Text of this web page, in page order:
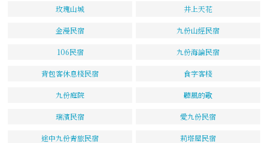
玫瑰山城 井上天花
金漫民宿 九份山經民宿
106民宿 九份海論民宿
背包客休息棧民宿 食字客棧
九份庭院 聽風的歌
瑞濱民宿 愛九份民宿
途中九份青旅民宿 莉塔屋民宿